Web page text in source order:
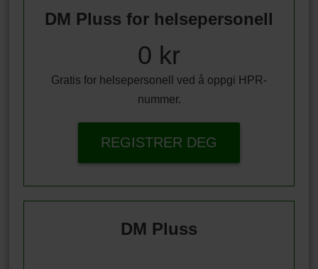
DM Pluss for helsepersonell
0 kr
Gratis for helsepersonell ved å oppgi HPR-
nummer.
REGISTRER DEG
DM Pluss